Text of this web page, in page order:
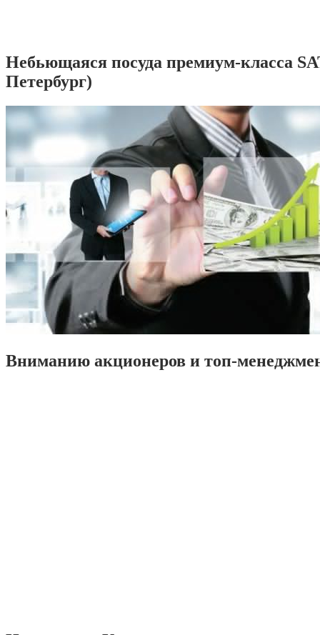
Небьющаяся посуда премиум-класса
Петербург)
Вниманию акционеров и топ-